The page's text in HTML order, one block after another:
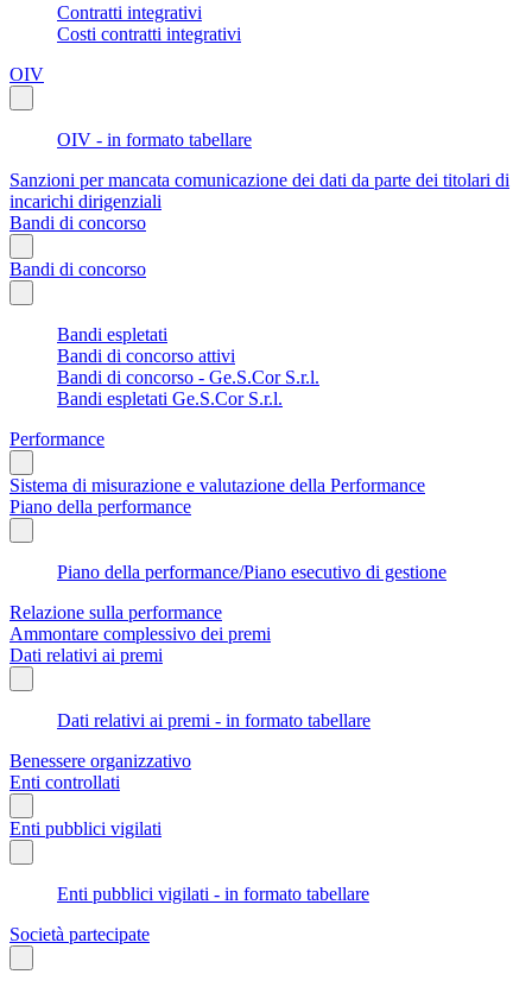
Contratti integrativi
Costi contratti integrativi
OIV
OIV - in formato tabellare
Sanzioni per mancata comunicazione dei dati da parte dei titolari di
incarichi dirigenziali
Bandi di concorso
Bandi di concorso
Bandi espletati
Bandi di concorso attivi
Bandi di concorso - Ge.S.Cor S.r.l.
Bandi espletati Ge.S.Cor S.r.l.
Performance
Sistema di misurazione e valutazione della Performance
Piano della performance
Piano della performance/Piano esecutivo di gestione
Relazione sulla performance
Ammontare complessivo dei premi
Dati relativi ai premi
Dati relativi ai premi - in formato tabellare
Benessere organizzativo
Enti controllati
Enti pubblici vigilati
Enti pubblici vigilati - in formato tabellare
Società partecipate